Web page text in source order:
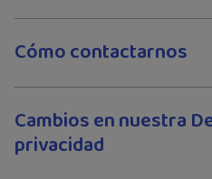
Cómo contactarnos
Cambios en nuestra
privacidad